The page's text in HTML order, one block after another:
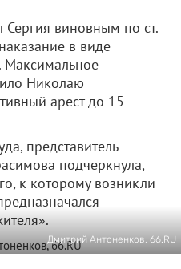
Сергия виновным по ст.
в виде
Максимальное
Николаю
арест до 15
представитель
подчеркнула,
к которому возникли
Дмитрий Антоненков, 66.RU